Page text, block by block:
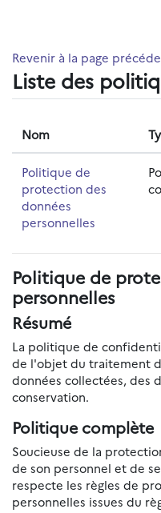
Revenir à la page
Liste des
Nom
Politique de
protection des
données
personnelles
Politique de
personnelles
Résumé
La politique de
de l'objet du traitement
données collectées, des
conservation.
Politique complète
Soucieuse de la
de son personnel et de
respecte les règles de
personnelles issues du